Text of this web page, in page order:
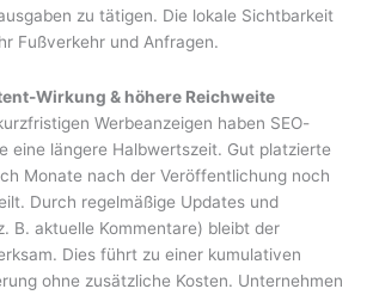
zu tätigen. Die lokale Sichtbarkeit
Fußverkehr und Anfragen.
Wirkung & höhere Reichweite
Werbeanzeigen haben SEO-
eine längere Halbwertszeit. Gut platzierte
Monate nach der Veröffentlichung noch
Durch regelmäßige Updates und
B. aktuelle Kommentare) bleibt der
Dies führt zu einer kumulativen
ohne zusätzliche Kosten. Unternehmen